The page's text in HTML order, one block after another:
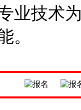
业技术
。